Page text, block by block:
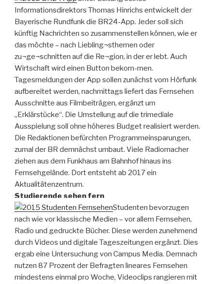
Informationsdirektors Thomas Hinrichs entwickelt der
Bayerische Rundfunk die BR24-App. Jeder soll sich
künftig Nachrichten so zusammenstellen können, wie er
das möchte – nach Liebling¬sthemen oder
zu¬ge¬schnitten auf die Re¬gion, in der er lebt. Auch
Wirtschaft wird einen Button bekom-men.
Tagesmeldungen der App sollen zunächst vom Hörfunk
aufbereitet werden, nachmittags liefert das Fernsehen
Ausschnitte aus Filmbeiträgen, ergänzt um
„Erklärstücke“. Die Umstellung auf die trimediale
Ausspielung soll ohne höheres Budget realisiert werden.
Die Redaktionen befürchten Programmeinsparungen,
zumal der BR demnächst umbaut. Viele Radiomacher
ziehen aus dem Funkhaus am Bahnhof hinaus ins
Fernsehgelände. Dort entsteht ab 2017 ein
Aktualitätenzentrum.
Studierende sehen fern
Studenten bevorzugen
nach wie vor klassische Medien – vor allem Fernsehen,
Radio und gedruckte Bücher. Diese werden zunehmend
durch Videos und digitale Tageszeitungen ergänzt. Dies
ergab eine Untersuchung von Campus Media. Demnach
nutzen 87 Prozent der Befragten lineares Fernsehen
mindestens einmal pro Woche, Videoclips rangieren mit